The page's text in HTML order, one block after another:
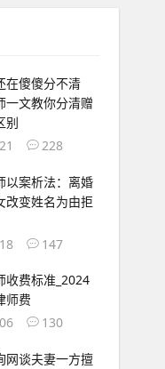
在傻傻分不清
一文教你分清赠
别
228
以案析法：离婚
改变姓名为由拒
147
收费标准_2024
师费
130
网谈夫妻一方擅